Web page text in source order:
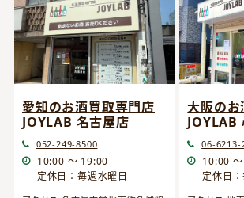
愛知のお酒買取専門店
JOYLAB 名古屋店
052-249-8500
10:00 ～ 19:00
定休日：毎週水曜日
大阪の
JOYLAB
06-6213-
10:00
定休日